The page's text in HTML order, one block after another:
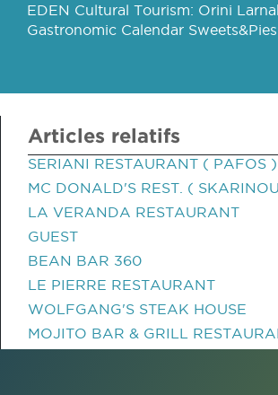
EDEN Cultural Tourism: Orini
Gastronomic Calendar Sweets&Pies
Articles relatifs
SERIANI RESTAURANT ( PAFOS )
MC DONALD'S REST. (
LA VERANDA RESTAURANT
GUEST
BEAN BAR 360
LE PIERRE RESTAURANT
WOLFGANG'S STEAK HOUSE
MOJITO BAR & GRILL